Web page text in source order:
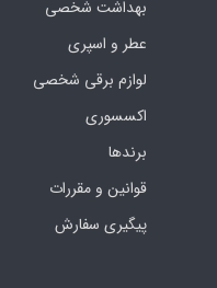
بهداشت شخصی
عطر و اسپری
لوازم برقی شخصی
اکسسوری
برندها
قوانین و مقررات
پیگیری سفارش